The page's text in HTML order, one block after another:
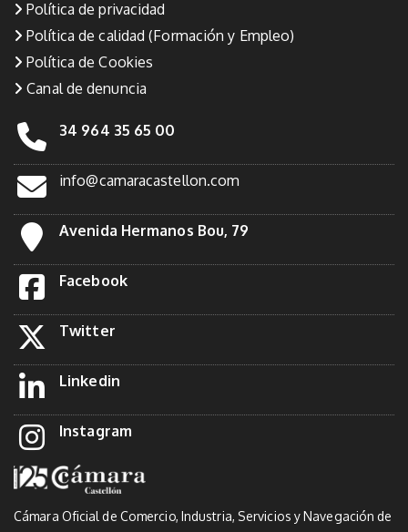
Política de privacidad
Política de calidad (Formación y Empleo)
Política de Cookies
Canal de denuncia
34 964 35 65 00
info@camaracastellon.com
Avenida Hermanos Bou, 79
Facebook
Twitter
Linkedin
Instagram
Cámara Oficial de Comercio, Industria, Servicios y Navegación de